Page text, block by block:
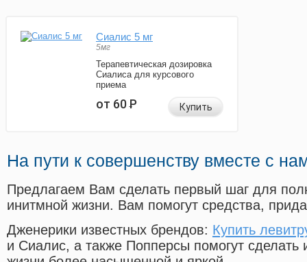
Сиалис 5 мг
5мг
Терапевтическая дозировка
Сиалиса для курсового
приема
от 60Р Купить
На пути к совершенству вместе с
Предлагаем Вам сделать первый шаг для
инитмной жизни. Вам помогут средства,
Дженерики известных брендов: Купить
и Сиалис, а также Попперсы помогут